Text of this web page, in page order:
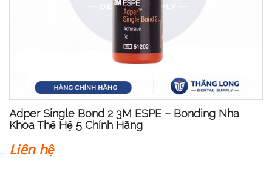
Adper Single Bond 2 3M ESPE – Bonding Nha
Khoa Thế Hệ 5 Chính Hãng
Liên hệ